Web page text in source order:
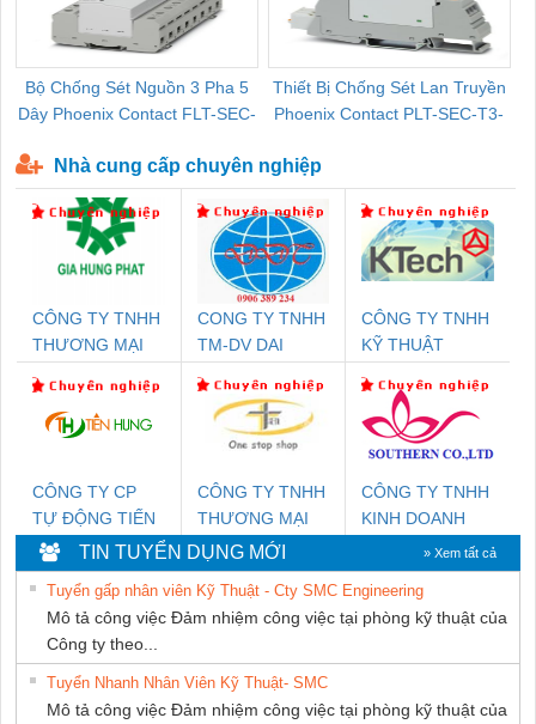
Bộ Chống Sét Nguồn 3 Pha 5
Dây Phoenix Contact FLT-SEC-
Thiết Bị Chống Sét Lan Truyền
Phoenix Contact PLT-SEC-T3-
Nhà cung cấp chuyên nghiệp
CÔNG TY TNHH
THƯƠNG MẠI
THUẬT ĐIỆN CƠ
GIA HƯNG PHÁT
CONG TY TNHH
TM-DV DAI
CÔNG TY TNHH
KỸ THUẬT
NAM
CÔNG TY CP
TỰ ĐỘNG TIẾN
HƯNG
CÔNG TY TNHH
THƯƠNG MẠI
THIÊN ÂN VIỆT
NAM
CÔNG TY TNHH
KINH DOANH
DỊCH VỤ XNK
PHƯƠNG NAM
TIN TUYỂN DỤNG MỚI » Xem tất cả
Tuyển gấp nhân viên Kỹ Thuật - Cty SMC Engineering
Mô tả công việc Đảm nhiệm công việc tại phòng kỹ thuật của
Công ty theo...
Tuyển Nhanh Nhân Viên Kỹ Thuật- SMC
Mô tả công việc Đảm nhiệm công việc tại phòng kỹ thuật của